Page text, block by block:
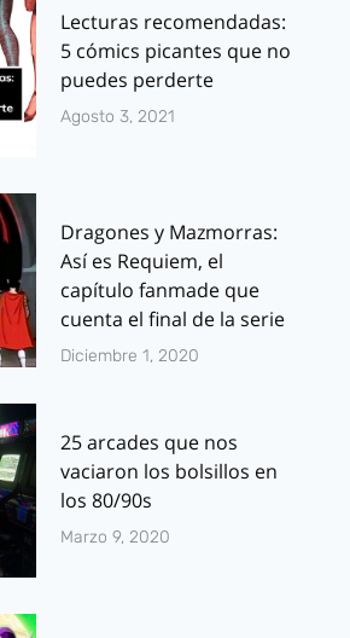
Lecturas recomendadas:
5 cómics picantes que no
puedes perderte
Agosto 3, 2021
Dragones y Mazmorras:
Así es Requiem, el
capítulo fanmade que
cuenta el final de la serie
Diciembre 1, 2020
25 arcades que nos
vaciaron los bolsillos en
los 80/90s
Marzo 9, 2020